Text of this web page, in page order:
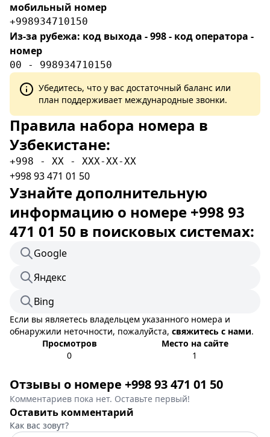
мобильный номер
+998934710150
Из-за рубежа: код выхода - 998 - код оператора -
номер
00 - 998934710150
Убедитесь, что у вас достаточный баланс или
план поддерживает международные звонки.
Правила набора номера в
Узбекистане:
+998 - XX - XXX-XX-XX
+998 93 471 01 50
Узнайте дополнительную
информацию о номере +998 93
471 01 50 в поисковых системах:
Google
Яндекс
Bing
Если вы являетесь владельцем указанного номера и
обнаружили неточности, пожалуйста, свяжитесь с нами.
Просмотров
0
Место на сайте
1
Отзывы о номере +998 93 471 01 50
Комментариев пока нет. Оставьте первый!
Оставить комментарий
Как вас зовут?